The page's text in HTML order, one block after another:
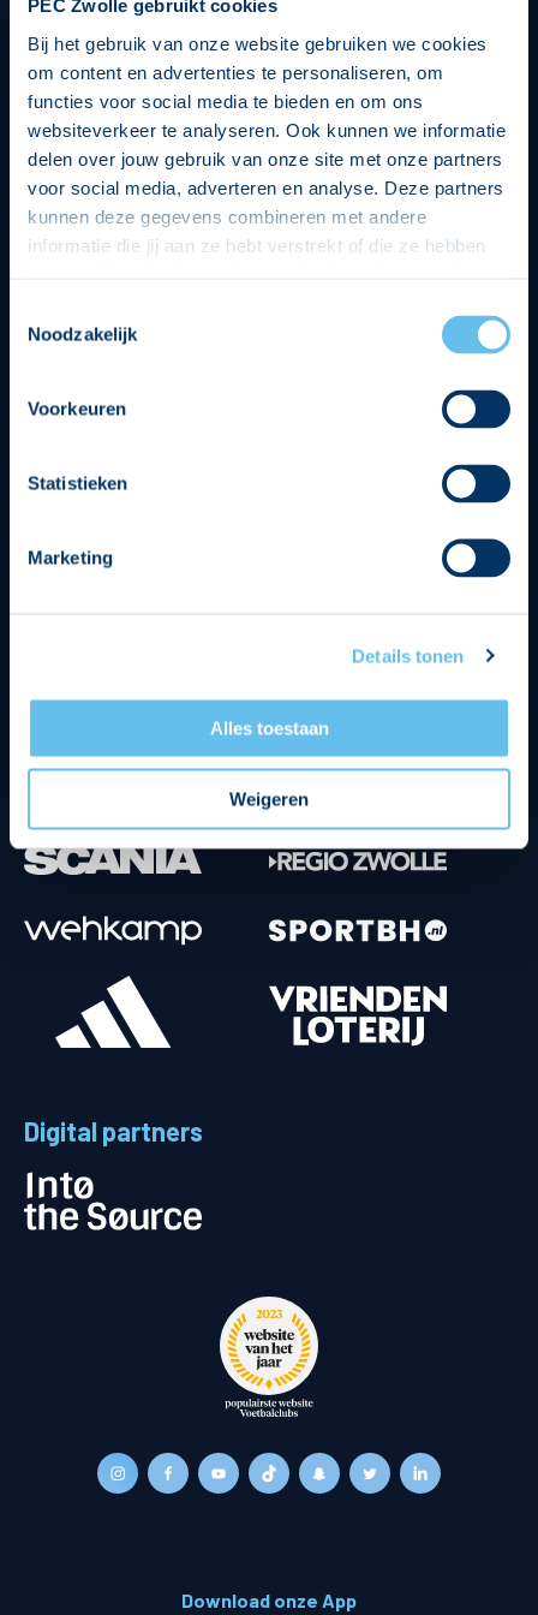
PEC Zwolle gebruikt cookies
Bij het gebruik van onze website gebruiken we cookies
om content en advertenties te personaliseren, om
functies voor social media te bieden en om ons
websiteverkeer te analyseren. Ook kunnen we informatie
delen over jouw gebruik van onze site met onze partners
voor social media, adverteren en analyse. Deze partners
kunnen deze gegevens combineren met andere
informatie die jij aan ze hebt verstrekt of die ze hebben
op een veilige en integere wijze. Je kunt je toestemming
beheren op de privacy- en cookieverklaring pagina.
Noodzakelijk
Voorkeuren
Statistieken
Marketing
Details tonen
Alles toestaan
Weigeren
Digital partners
Download onze App